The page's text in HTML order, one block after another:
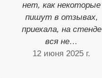
нет, как некоторые
пишут в отзывах,
приехала, на стенде
вся не…
12 июня 2025 г.